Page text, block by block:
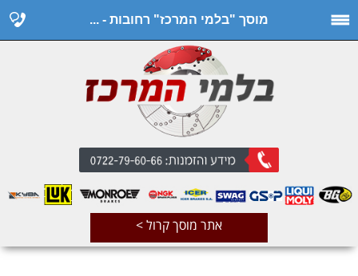
מוסך "בלמי המרכז" רחובות - ...
אתר מוסך קרול >